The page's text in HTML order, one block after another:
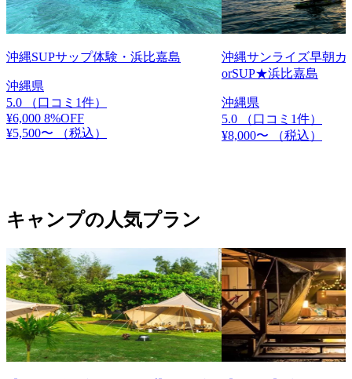
沖縄SUPサップ体験・浜比嘉島
沖縄県
5.0
（口コミ1件）
¥6,000 8%OFF
¥5,500〜
（税込）
沖縄サンライズ早朝カ
orSUP★浜比嘉島
沖縄県
5.0
（口コミ1件）
¥8,000〜
（税込）
キャンプの人気プラン